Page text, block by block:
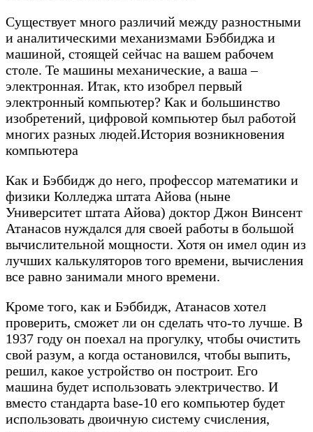
Существует много различий между разностными
и аналитическими механизмами Бэббиджа и
машиной, стоящей сейчас на вашем рабочем
столе. Те машины механические, а ваша –
электронная. Итак, кто изобрел первый
электронный компьютер? Как и большинство
изобретений, цифровой компьютер был работой
многих разных людей.История возникновения
компьютера
Как и Бэббидж до него, профессор математики и
физики Колледжа штата Айова (ныне
Университет штата Айова) доктор Джон Винсент
Атанасов нуждался для своей работы в большой
вычислительной мощности. Хотя он имел один из
лучших калькуляторов того времени, вычисления
все равно занимали много времени.
Кроме того, как и Бэббидж, Атанасов хотел
проверить, сможет ли он сделать что-то лучше. В
1937 году он поехал на прогулку, чтобы очистить
свой разум, а когда остановился, чтобы выпить,
решил, какое устройство он построит. Его
машина будет использовать электричество. И
вместо стандарта base-10 его компьютер будет
использовать двоичную систему счисления,